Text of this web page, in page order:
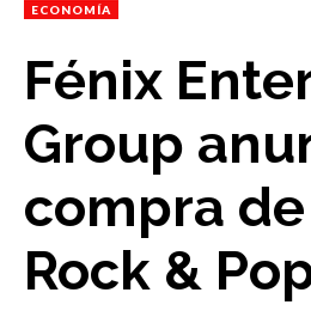
ECONOMÍA
Fénix
Group
compra de
Rock &